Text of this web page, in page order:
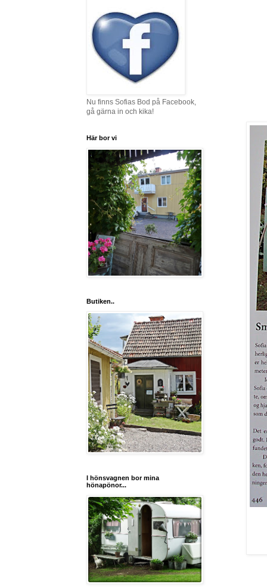
Nu finns Sofias Bod på Facebook,
gå gärna in och kika!
Här bor vi
Butiken..
I hönsvagnen bor mina
hönapönor...